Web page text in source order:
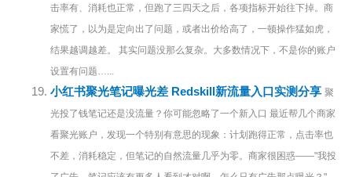
击率有、消耗也正常，但跑了三四天之后，各项指标开始往下掉。商
家慌了，以为是定向出了问题，或者出价给高了，一顿操作猛如虎，
结果越调越差。 其实问题没那么复杂。大多数情况下，不是你的账户
设置有问题…...
小红书聚光笔记曝光差 Redskill新流量入口实测分享 聚
光投了钱笔记还是没流量？你可能忽略了一个新入口 最近帮几个商家
看聚光账户，发现一个特别有意思的现象：计划跑得正常，点击率也
不差，消耗稳定，但笔记的自然流量几乎为零。商家很困惑——"我投